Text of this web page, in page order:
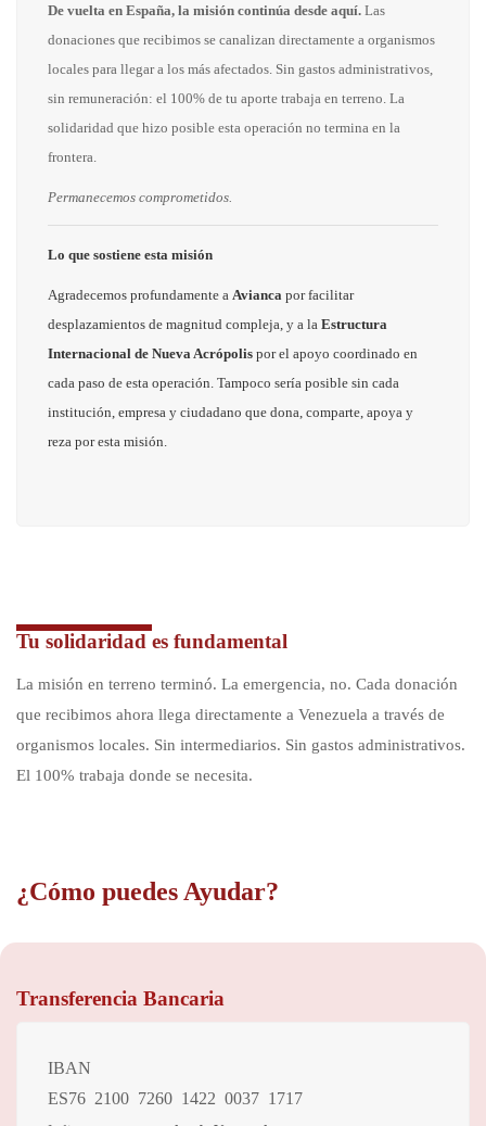
De vuelta en España, la misión continúa desde aquí. Las
donaciones que recibimos se canalizan directamente a organismos
locales para llegar a los más afectados. Sin gastos administrativos,
sin remuneración: el 100% de tu aporte trabaja en terreno. La
solidaridad que hizo posible esta operación no termina en la
frontera.
Permanecemos comprometidos.
Lo que sostiene esta misión
Agradecemos profundamente a Avianca por facilitar
desplazamientos de magnitud compleja, y a la Estructura
Internacional de Nueva Acrópolis por el apoyo coordinado en
cada paso de esta operación. Tampoco sería posible sin cada
institución, empresa y ciudadano que dona, comparte, apoya y
reza por esta misión.
Tu solidaridad es fundamental
La misión en terreno terminó. La emergencia, no. Cada donación
que recibimos ahora llega directamente a Venezuela a través de
organismos locales. Sin intermediarios. Sin gastos administrativos.
El 100% trabaja donde se necesita.
¿Cómo puedes Ayudar?
Transferencia Bancaria
IBAN
ES76 2100 7260 1422 0037 1717